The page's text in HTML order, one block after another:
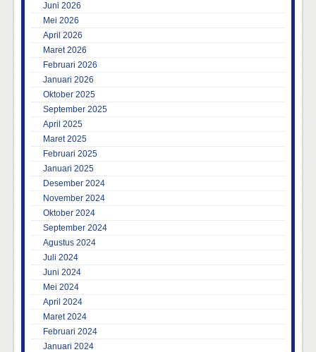
Juni 2026
Mei 2026
April 2026
Maret 2026
Februari 2026
Januari 2026
Oktober 2025
September 2025
April 2025
Maret 2025
Februari 2025
Januari 2025
Desember 2024
November 2024
Oktober 2024
September 2024
Agustus 2024
Juli 2024
Juni 2024
Mei 2024
April 2024
Maret 2024
Februari 2024
Januari 2024